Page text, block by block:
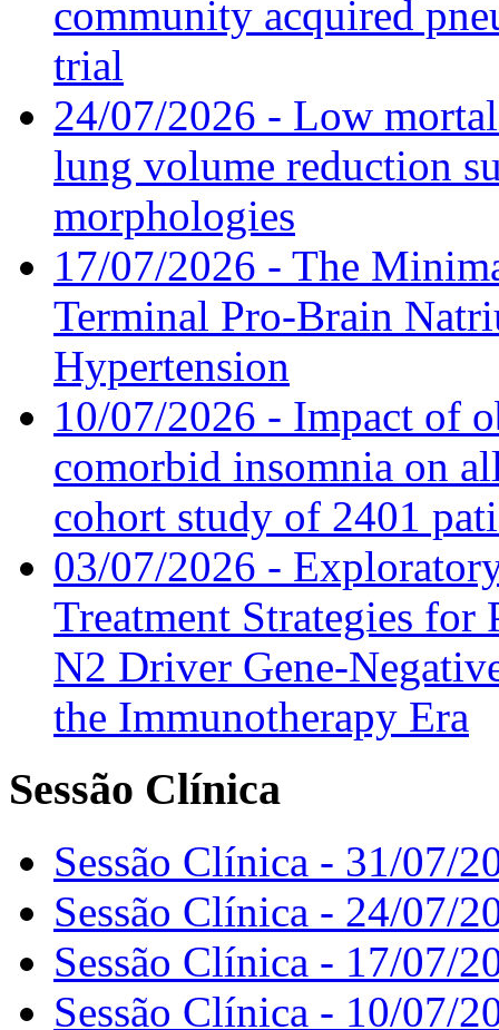
community acquired
trial
24/07/2026 - Low
lung volume reduction
morphologies
17/07/2026 - The
Terminal Pro-Brain
Hypertension
10/07/2026 - Impact of
comorbid insomnia on
cohort study of 2401
03/07/2026 -
Treatment Strategies for
N2 Driver Gene-
the Immunotherapy Era
Sessão Clínica
Sessão Clínica - 31/07/
Sessão Clínica - 24/07/
Sessão Clínica - 17/07/
Sessão Clínica - 10/07/